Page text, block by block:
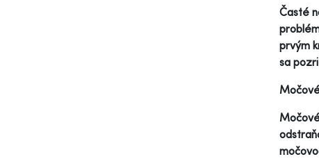
Časté
prvým
sa